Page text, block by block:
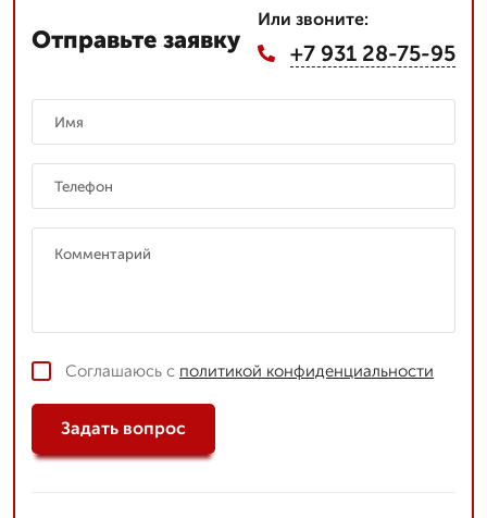
Отправьте заявку
Или звоните:
+7 931 28-75-95
Соглашаюсь с политикой конфиденциальности
Задать вопрос